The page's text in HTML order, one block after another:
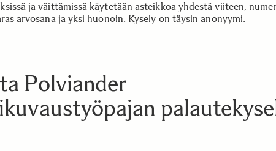
ja väittämissä käytetään asteikkoa yhdestä viiteen,
arvosana ja yksi huonoin. Kysely on täysin anonyymi.
Polviander